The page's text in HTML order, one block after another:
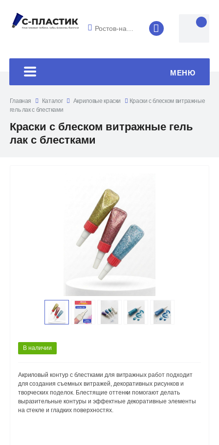
Ростов-на-Дону 8 (4852) 33-
МЕНЮ
Главная Каталог Акриловые краски
Краски с блеском витражные
гель лак с блестками
Краски с блеском витражные гель
лак с блестками
В наличии
Акриловый контур с блестками для витражных работ подходит
для создания съемных витражей, декоративных рисунков и
творческих поделок. Блестящие оттенки помогают делать
выразительные контуры и эффектные декоративные элементы
на стекле и гладких поверхностях.